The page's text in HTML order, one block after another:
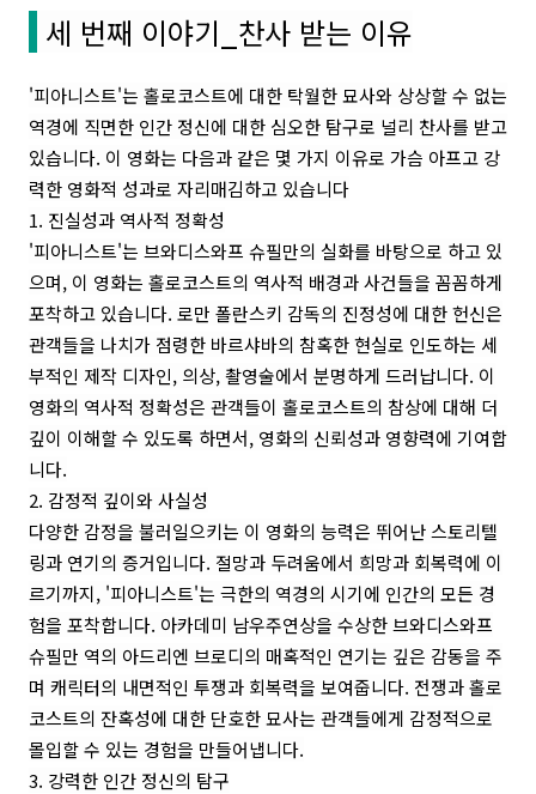
세 번째 이야기_찬사 받는 이유
'피아니스트'는 홀로코스트에 대한 탁월한 묘사와 상상할 수 없는
역경에 직면한 인간 정신에 대한 심오한 탐구로 널리 찬사를 받고
있습니다. 이 영화는 다음과 같은 몇 가지 이유로 가슴 아프고 강
력한 영화적 성과로 자리매김하고 있습니다
1. 진실성과 역사적 정확성
'피아니스트'는 브와디스와프 슈필만의 실화를 바탕으로 하고 있
으며, 이 영화는 홀로코스트의 역사적 배경과 사건들을 꼼꼼하게
포착하고 있습니다. 로만 폴란스키 감독의 진정성에 대한 헌신은
관객들을 나치가 점령한 바르샤바의 참혹한 현실로 인도하는 세
부적인 제작 디자인, 의상, 촬영술에서 분명하게 드러납니다. 이
영화의 역사적 정확성은 관객들이 홀로코스트의 참상에 대해 더
깊이 이해할 수 있도록 하면서, 영화의 신뢰성과 영향력에 기여합
니다.
2. 감정적 깊이와 사실성
다양한 감정을 불러일으키는 이 영화의 능력은 뛰어난 스토리텔
링과 연기의 증거입니다. 절망과 두려움에서 희망과 회복력에 이
르기까지, '피아니스트'는 극한의 역경의 시기에 인간의 모든 경
험을 포착합니다. 아카데미 남우주연상을 수상한 브와디스와프
슈필만 역의 아드리엔 브로디의 매혹적인 연기는 깊은 감동을 주
며 캐릭터의 내면적인 투쟁과 회복력을 보여줍니다. 전쟁과 홀로
코스트의 잔혹성에 대한 단호한 묘사는 관객들에게 감정적으로
몰입할 수 있는 경험을 만들어냅니다.
3. 강력한 인간 정신의 탐구